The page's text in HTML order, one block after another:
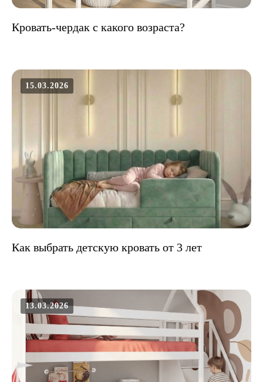
Кровать-чердак с какого возраста?
15.03.2026
Как выбрать детскую кровать от 3 лет
13.03.2026